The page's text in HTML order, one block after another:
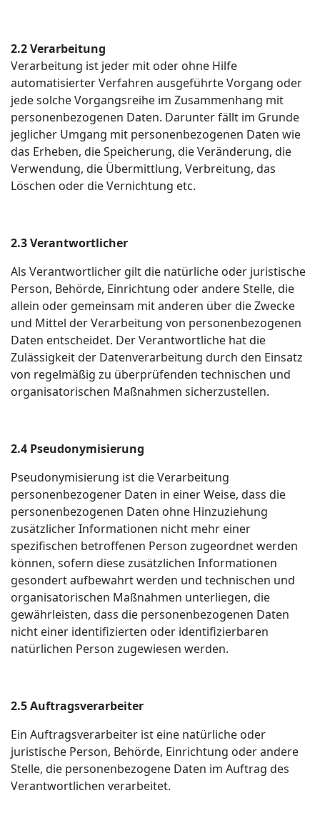
2.2 Verarbeitung
Verarbeitung ist jeder mit oder ohne Hilfe
automatisierter Verfahren ausgeführte Vorgang oder
jede solche Vorgangsreihe im Zusammenhang mit
personenbezogenen Daten. Darunter fällt im Grunde
jeglicher Umgang mit personenbezogenen Daten wie
das Erheben, die Speicherung, die Veränderung, die
Verwendung, die Übermittlung, Verbreitung, das
Löschen oder die Vernichtung etc.
2.3 Verantwortlicher
Als Verantwortlicher gilt die natürliche oder juristische
Person, Behörde, Einrichtung oder andere Stelle, die
allein oder gemeinsam mit anderen über die Zwecke
und Mittel der Verarbeitung von personenbezogenen
Daten entscheidet. Der Verantwortliche hat die
Zulässigkeit der Datenverarbeitung durch den Einsatz
von regelmäßig zu überprüfenden technischen und
organisatorischen Maßnahmen sicherzustellen.
2.4 Pseudonymisierung
Pseudonymisierung ist die Verarbeitung
personenbezogener Daten in einer Weise, dass die
personenbezogenen Daten ohne Hinzuziehung
zusätzlicher Informationen nicht mehr einer
spezifischen betroffenen Person zugeordnet werden
können, sofern diese zusätzlichen Informationen
gesondert aufbewahrt werden und technischen und
organisatorischen Maßnahmen unterliegen, die
gewährleisten, dass die personenbezogenen Daten
nicht einer identifizierten oder identifizierbaren
natürlichen Person zugewiesen werden.
2.5 Auftragsverarbeiter
Ein Auftragsverarbeiter ist eine natürliche oder
juristische Person, Behörde, Einrichtung oder andere
Stelle, die personenbezogene Daten im Auftrag des
Verantwortlichen verarbeitet.